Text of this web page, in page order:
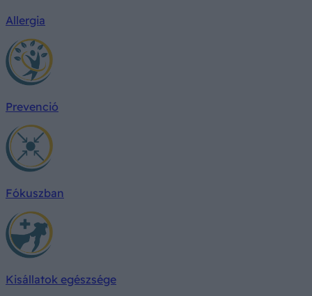
Allergia
Prevenció
Fókuszban
Kisállatok egészsége